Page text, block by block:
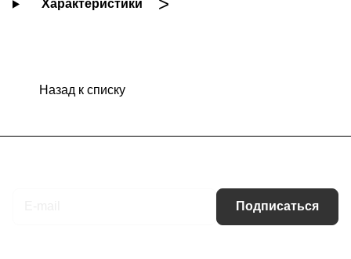
Характеристики
Назад к списку
Подписаться